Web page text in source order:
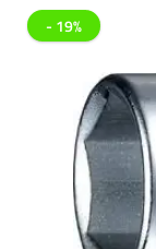
- 19%